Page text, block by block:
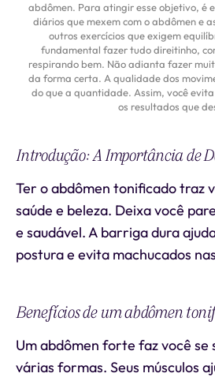
abdômen. Para atingir esse objetivo, é
diários que mexem com o abdômen e
outros exercícios que exigem
fundamental fazer tudo direitinho,
respirando bem. Não adianta fazer
da forma certa. A qualidade dos
do que a quantidade. Assim, você
os resultados que
Introdução: A Importância de
Ter o abdômen tonificado traz
saúde e beleza. Deixa você
e saudável. A barriga dura
postura e evita machucados
Benefícios de um abdômen
Um abdômen forte faz você se
várias formas. Seus músculos